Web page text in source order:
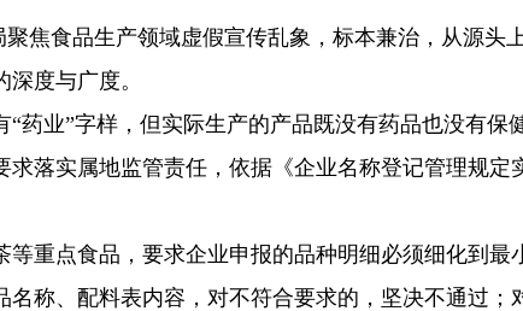
焦食品生产领域虚假宣传乱象，标本兼治，从源头
度与广度。
业”字样，但实际生产的产品既没有药品也没有保
落实属地监管责任，依据《企业名称登记管理规定
点食品，要求企业申报的品种明细必须细化到最
称、配料表内容，对不符合要求的，坚决不通过